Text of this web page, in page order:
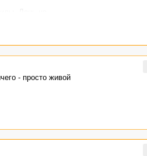
к нему через эти
Потом могу
не умею. Это если
приходилось,
дня. Много две
- просто живой